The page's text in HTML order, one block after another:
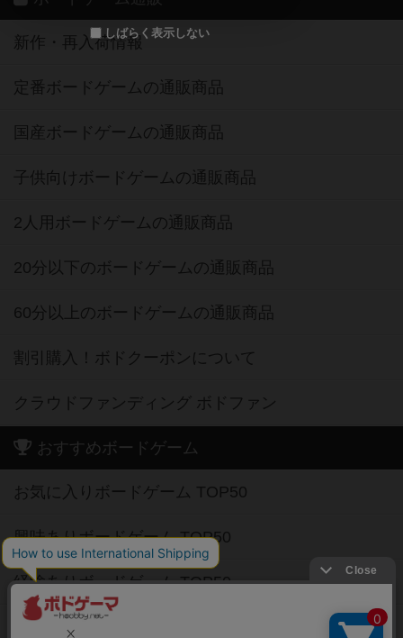
しばらく表示しない
新作・再入荷情報
定番ボードゲームの通販商品
国産ボードゲームの通販商品
子供向けボードゲームの通販商品
2人用ボードゲームの通販商品
20分以下のボードゲームの通販商品
60分以上のボードゲームの通販商品
割引購入！ボドクーポンについて
クラウドファンディング ボドファン
おすすめボードゲーム
お気に入りボードゲーム TOP50
興味ありボードゲーム TOP50
経験ありボードゲーム TOP50
持ってるボードゲーム TOP50